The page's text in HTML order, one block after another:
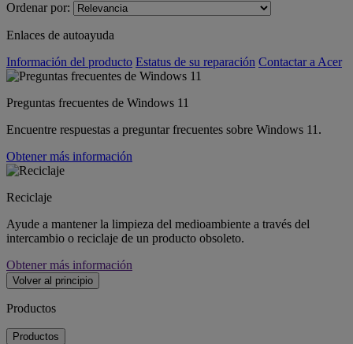
Ordenar por:
Enlaces de autoayuda
Información del producto Estatus de su reparación Contactar a Acer
Preguntas frecuentes de Windows 11
Encuentre respuestas a preguntar frecuentes sobre Windows 11.
Obtener más información
Reciclaje
Ayude a mantener la limpieza del medioambiente a través del
intercambio o reciclaje de un producto obsoleto.
Obtener más información
Volver al principio
Productos
Productos